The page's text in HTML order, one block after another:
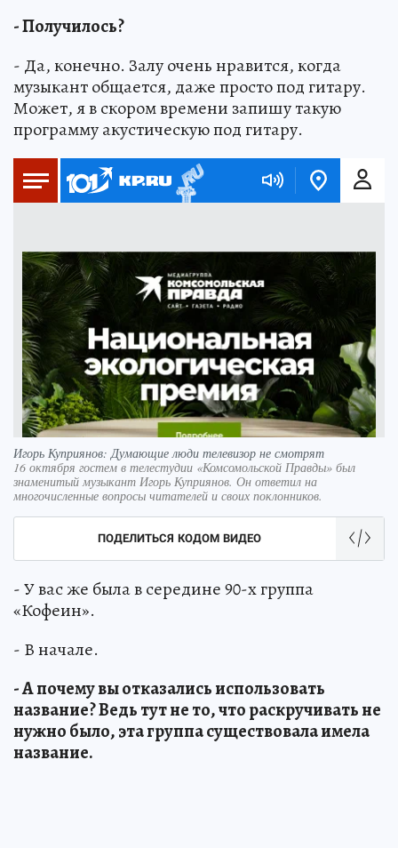
- Получилось?
- Да, конечно. Залу очень нравится, когда
музыкант общается, даже просто под гитару.
Может, я в скором времени запишу такую
программу акустическую под гитару.
Игорь Куприянов: Думающие люди телевизор не смотрят
16 октября гостем в телестудии «Комсомольской Правды» был
знаменитый музыкант Игорь Куприянов. Он ответил на
многочисленные вопросы читателей и своих поклонников.
ПОДЕЛИТЬСЯ КОДОМ ВИДЕО
- У вас же была в середине 90-х группа
«Кофеин».
- В начале.
- А почему вы отказались использовать
название? Ведь тут не то, что раскручивать не
нужно было, эта группа существовала имела
название.